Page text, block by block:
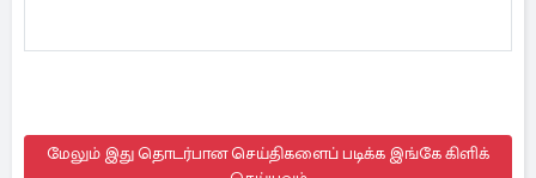
மேலும் இது தொடர்பான செய்திகளைப் படிக்க இங்கே கிளிக்